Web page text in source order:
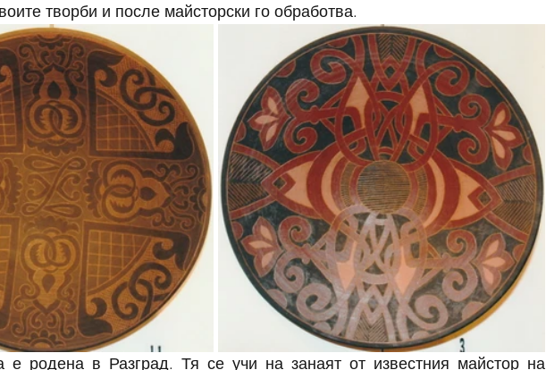
творби и после майсторски го обработва.
е родена в Разград. Тя се учи на занаят от известния майстор на